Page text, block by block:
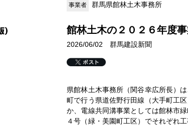
事業者 群馬県館林土木事務所
館林土木の２０２６年度
2026/06/02 群馬建設新聞
県館林土木事務所（関谷幸広所長）
町で行う県道佐野行田線（大手町工
か、電線共同溝事業としては館林市
４号（緑・美園町工区）でそれぞれ